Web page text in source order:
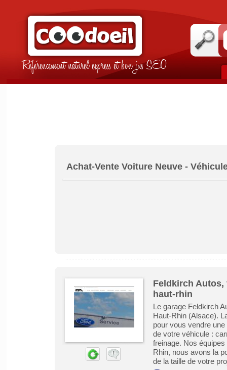
Référencement naturel express et bon jus SEO
Achat-Vente Voiture Neuve -
Feldkirch
haut-rhin
Le garage Feldkirch
Haut-Rhin (Alsace).
pour vous vendre
de votre véhicule :
freinage. Nos
Rhin, nous avons la
de la taille de votre